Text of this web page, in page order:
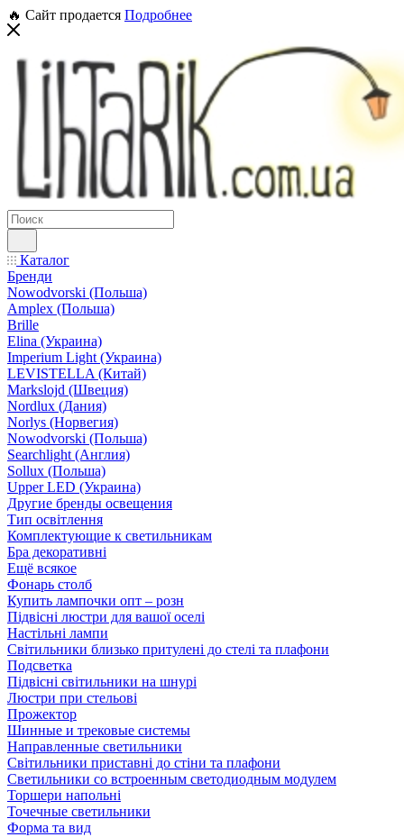
🔥 Сайт продается Подробнее
Каталог
Бренди
Nowodvorski (Польша)
Amplex (Польша)
Brille
Elina (Украина)
Imperium Light (Украина)
LEVISTELLA (Китай)
Markslojd (Швеция)
Nordlux (Дания)
Norlys (Норвегия)
Nowodvorski (Польша)
Searchlight (Англия)
Sollux (Польша)
Upper LED (Украина)
Другие бренды освещения
Тип освітлення
Комплектующие к светильникам
Бра декоративні
Ещё всякое
Фонарь столб
Купить лампочки опт – розн
Підвісні люстри для вашої оселі
Настільні лампи
Світильники близько притулені до стелі та плафони
Подсветка
Підвісні світильники на шнурі
Люстри при стельові
Прожектор
Шинные и трековые системы
Направленные светильники
Світильники приставні до стіни та плафони
Светильники со встроенным светодиодным модулем
Торшери напольні
Точечные светильники
Форма та вид